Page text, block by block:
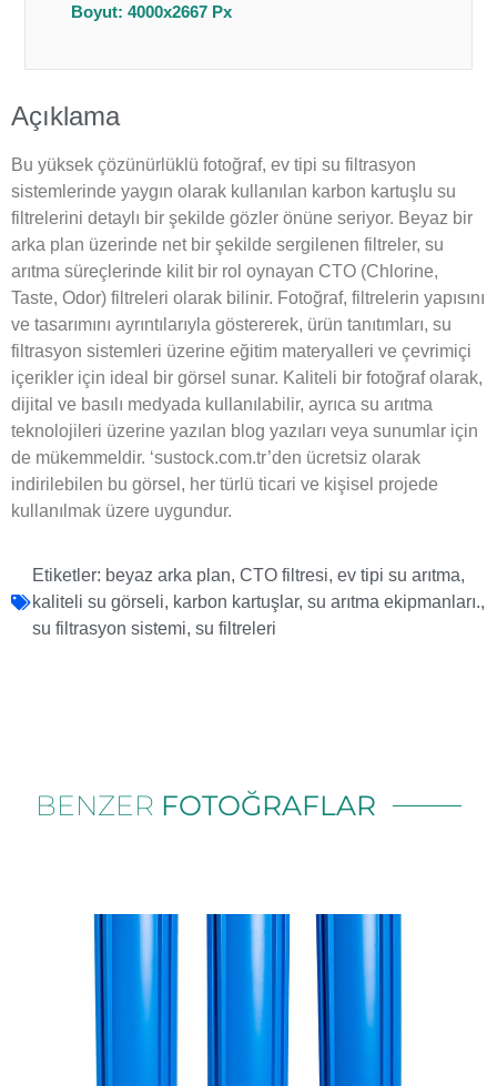
Boyut: 4000x2667 Px
Açıklama
Bu yüksek çözünürlüklü fotoğraf, ev tipi su filtrasyon
sistemlerinde yaygın olarak kullanılan karbon kartuşlu su
filtrelerini detaylı bir şekilde gözler önüne seriyor. Beyaz bir
arka plan üzerinde net bir şekilde sergilenen filtreler, su
arıtma süreçlerinde kilit bir rol oynayan CTO (Chlorine,
Taste, Odor) filtreleri olarak bilinir. Fotoğraf, filtrelerin yapısını
ve tasarımını ayrıntılarıyla göstererek, ürün tanıtımları, su
filtrasyon sistemleri üzerine eğitim materyalleri ve çevrimiçi
içerikler için ideal bir görsel sunar. Kaliteli bir fotoğraf olarak,
dijital ve basılı medyada kullanılabilir, ayrıca su arıtma
teknolojileri üzerine yazılan blog yazıları veya sunumlar için
de mükemmeldir. ‘sustock.com.tr’den ücretsiz olarak
indirilebilen bu görsel, her türlü ticari ve kişisel projede
kullanılmak üzere uygundur.
Etiketler: beyaz arka plan, CTO filtresi, ev tipi su arıtma,
kaliteli su görseli, karbon kartuşlar, su arıtma ekipmanları.,
su filtrasyon sistemi, su filtreleri
BENZER FOTOĞRAFLAR